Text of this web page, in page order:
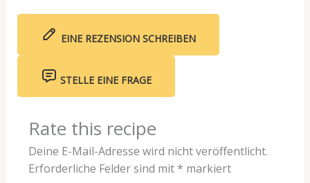
EINE REZENSION SCHREIBEN
STELLE EINE FRAGE
Rate this recipe
Deine E-Mail-Adresse wird nicht veröffentlicht.
Erforderliche Felder sind mit * markiert